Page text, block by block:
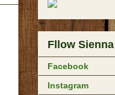
Fllow Sienna
Facebook
Instagram